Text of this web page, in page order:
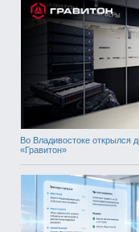
Во Владивостоке открылся
«Гравитон»